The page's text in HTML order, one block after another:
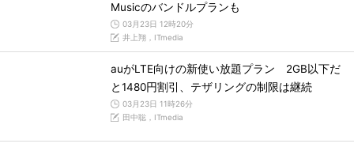
Musicのバンドルプランも
03月23日 12時20分
井上翔，ITmedia
auがLTE向けの新使い放題プラン 2GB以下だ
と1480円割引、テザリングの制限は継続
03月23日 11時26分
田中聡，ITmedia